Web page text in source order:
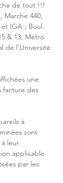
de tout !!!
Marche 440,
IGA ; Boul.
& 13; Métro
de l'Université
une
facture des
à
sont
leur
applicable
par les